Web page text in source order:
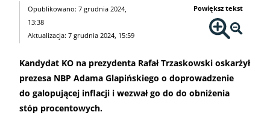
Opublikowano: 7 grudnia 2024,
13:38
Aktualizacja: 7 grudnia 2024, 15:59
Powiększ tekst
Kandydat KO na prezydenta Rafał Trzaskowski oskarżył
prezesa NBP Adama Glapińskiego o doprowadzenie
do galopującej inflacji i wezwał go do do obniżenia
stóp procentowych.